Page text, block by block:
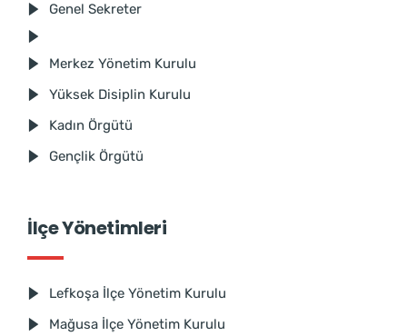
Genel Sekreter
Merkez Yönetim Kurulu
Yüksek Disiplin Kurulu
Kadın Örgütü
Gençlik Örgütü
İlçe Yönetimleri
Lefkoşa İlçe Yönetim Kurulu
Mağusa İlçe Yönetim Kurulu